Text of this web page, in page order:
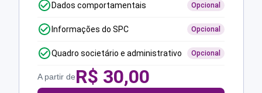
Dados comportamentais Opcional
Informações do SPC Opcional
Quadro societário e administrativo Opcional
A partir deR$ 30,00